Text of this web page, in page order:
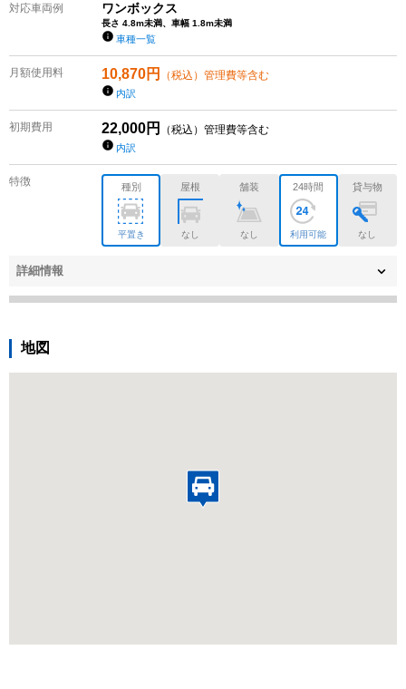
対応車両例 ワンボックス
長さ 4.8m未満、車幅 1.8m未満
車種一覧
月額使用料 10,870円 （税込）管理費等含む
内訳
初期費用 22,000円 （税込）管理費等含む
内訳
特徴 種別
平置き
屋根
なし
舗装
なし
24時間
利用可能
貸与物
なし
詳細情報
地図